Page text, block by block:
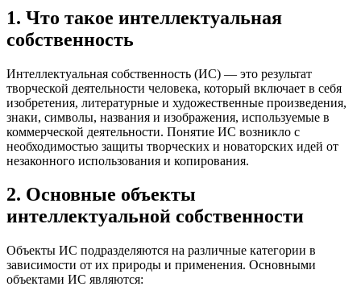
1. Что такое интеллектуальная
собственность
Интеллектуальная собственность (ИС) — это результат
творческой деятельности человека, который включает в себя
изобретения, литературные и художественные произведения,
знаки, символы, названия и изображения, используемые в
коммерческой деятельности. Понятие ИС возникло с
необходимостью защиты творческих и новаторских идей от
незаконного использования и копирования.
2. Основные объекты
интеллектуальной собственности
Объекты ИС подразделяются на различные категории в
зависимости от их природы и применения. Основными
объектами ИС являются: